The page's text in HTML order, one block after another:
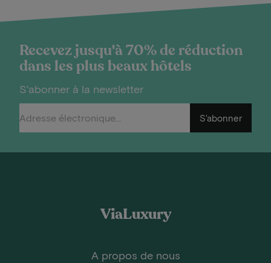
Recevez jusqu'à 70% de réduction
dans les plus beaux hôtels
S'abonner à la newsletter
S'abonner
ViaLuxury
A propos de nous